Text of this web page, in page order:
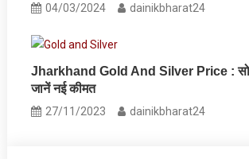
04/03/2024 dainikbharat24
Jharkhand Gold And Silver Price :
जानें नई कीमत
27/11/2023 dainikbharat24